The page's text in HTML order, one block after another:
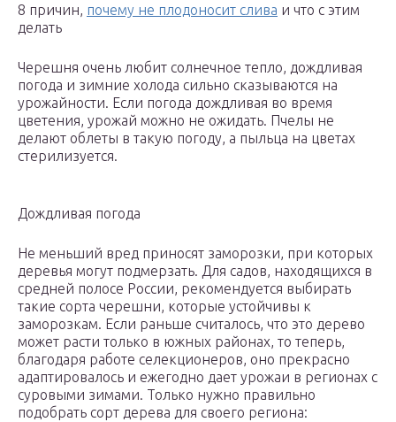
8 причин, почему не плодоносит слива и что с этим
делать
Черешня очень любит солнечное тепло, дождливая
погода и зимние холода сильно сказываются на
урожайности. Если погода дождливая во время
цветения, урожай можно не ожидать. Пчелы не
делают облеты в такую погоду, а пыльца на цветах
стерилизуется.
Дождливая погода
Не меньший вред приносят заморозки, при которых
деревья могут подмерзать. Для садов, находящихся в
средней полосе России, рекомендуется выбирать
такие сорта черешни, которые устойчивы к
заморозкам. Если раньше считалось, что это дерево
может расти только в южных районах, то теперь,
благодаря работе селекционеров, оно прекрасно
адаптировалось и ежегодно дает урожаи в регионах с
суровыми зимами. Только нужно правильно
подобрать сорт дерева для своего региона: